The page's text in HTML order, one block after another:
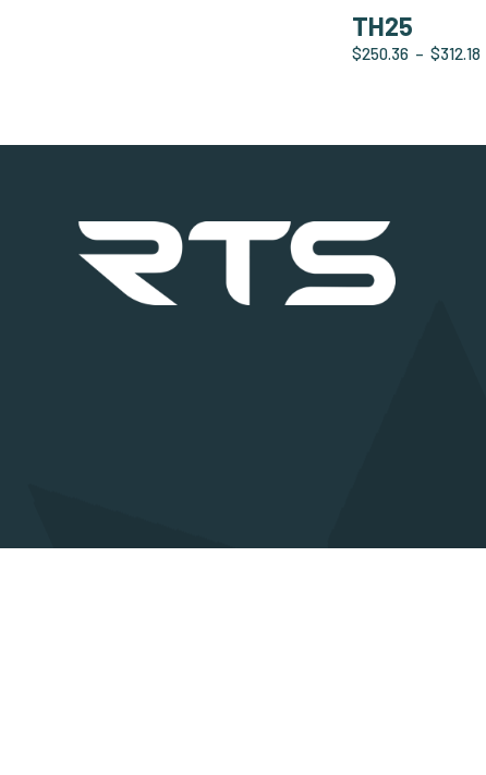
TH25
$250.36 – $312.18